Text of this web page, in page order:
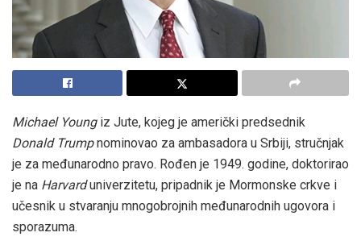
Michael Youngiz Jute, kojeg je američki predsednik
Donald Trumpnominovao za ambasadora u Srbiji, stručnjak
je za međunarodno pravo. Rođen je 1949. godine, doktorirao
je na Harvarduniverzitetu, pripadnik je Mormonske crkve i
učesnik u stvaranju mnogobrojnih međunarodnih ugovora i
sporazuma.